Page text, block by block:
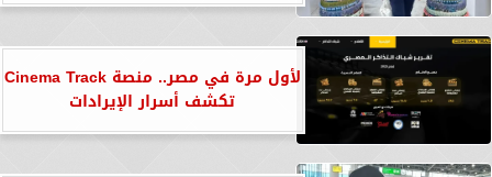
لأول مرة في مصر.. منصة Cinema Track
تكشف أسرار الإيرادات